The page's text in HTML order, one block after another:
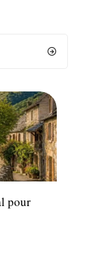
pour